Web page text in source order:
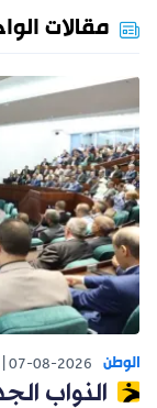
مقالات
الوطن 07-08-2026
النواب